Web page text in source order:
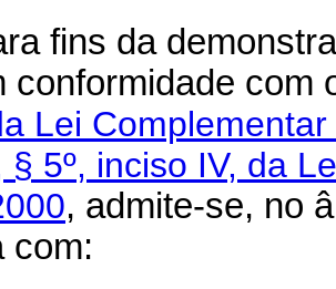
fins da
conformidade com
Lei
§ 5º, inciso IV, da
, admite-se, no
com: